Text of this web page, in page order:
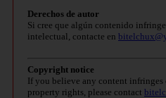
Derechos de autor
Si cree que algún contenido
intelectual, contacte en
Copyright notice
If you believe any content
property rights, please contact